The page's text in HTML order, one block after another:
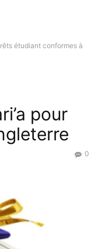
étudiant conformes à
pour
0